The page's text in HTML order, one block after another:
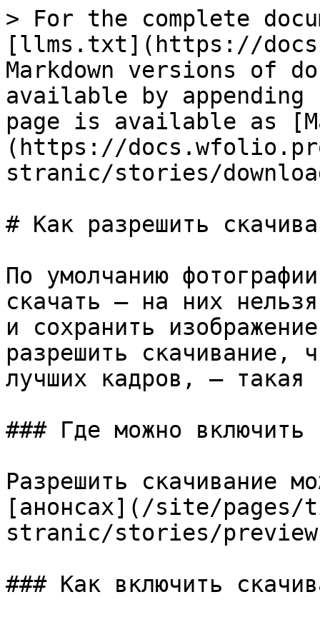
> For the complete
[llms.txt](https://
Markdown versions of
available by
page is available as
(https://
stranic/stories/
# Как разрешить
По умолчанию
скачать — на них
и сохранить
разрешить скачивание,
лучших кадров, — такая
### Где можно включить
Разрешить скачивание
[анонсах](/site/
stranic/stories/
### Как включить